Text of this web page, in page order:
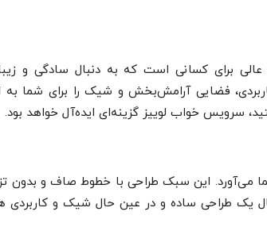
برای کسانی است که به دنبال سادگی و
فضایی آرامش‌بخش و شیک را برای شما به
سرویس خواب لوییز گزینه‌ای ایده‌آل خواهد بود.
می‌آورد. این سبک طراحی با خطوط صاف و بدون
یک طراحی ساده و در عین حال شیک و کاربردی